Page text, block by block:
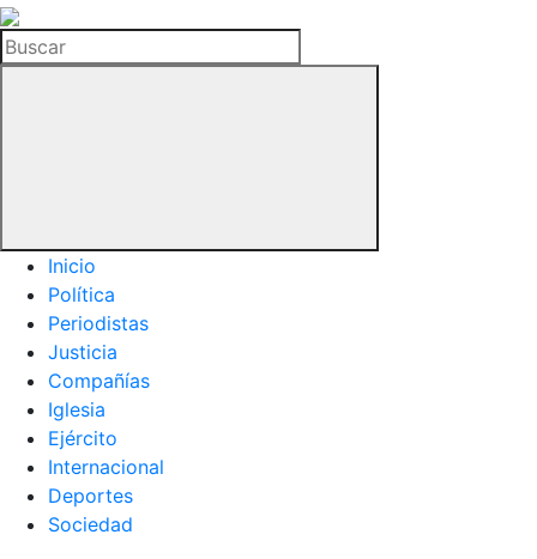
La
Hemeroteca
del
Buscar
Inicio
Política
Periodistas
Justicia
Compañías
Iglesia
Ejército
Internacional
Deportes
Sociedad